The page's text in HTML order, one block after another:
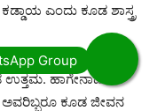
ಎಂದು ಕೂಡ ಶಾಸ್ತ್ರ
ಹಾಗೇನಾದರೂ
ಅವರಿಬ್ಬರೂ ಕೂಡ ಜೀವನ